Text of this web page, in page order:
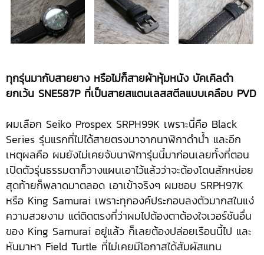
ทุกรุ่นมากับสายยาง หรือไม่ก็สายผ้าหุ้มหนัง บัคเคิลดำ
ยกเว้น SNE587P ที่เป็นสายสแตนเลสสตีลแบบเคลือบ PVD
ผมเลือก Seiko Prospex SRPH99K เพราะนี่คือ Black
Series รุ่นแรกที่ไม่ได้สายตรงมาจากนาฬิกาดำน้ำ และอีก
เหตุผลคือ ผมยังไม่เคยจับนาฬิการุ่นนี้มาก่อนเลยทั้งที่ตอน
เปิดตัวรุ่นธรรมดาก็วางแผนเอาไว้แล้วว่าจะต้องโดนสักหน่อย
สุดท้ายก็พลาดมาตลอด เอาเข้าจริงๆ ผมชอบ SRPH97K
หรือ King Samurai เพราะทุกองค์ประกอบลงตัวมากสในแง่
ความสวยงาม แต่ติดตรงที่ว่าผมไปต้องตาต้องใจเวอร์ชันอื่น
ของ King Samurai อยู่แล้ว ก็เลยต้องปล่อยเรือนนี้ไป และ
หันมาหา Field Turtle ที่ไม่เคยมีโอกาสได้สัมผัสแทน